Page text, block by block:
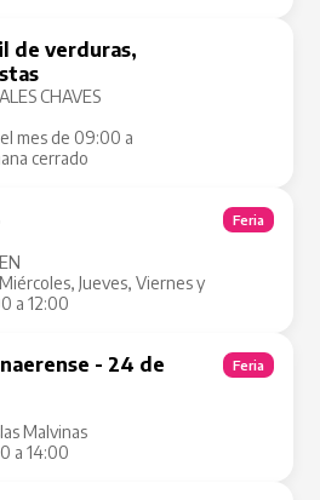
de verduras,
CHAVES
mes de 09:00 a
cerrado
Jueves, Viernes y
a 12:00
Feria
- 24 de
Malvinas
a 14:00
Feria